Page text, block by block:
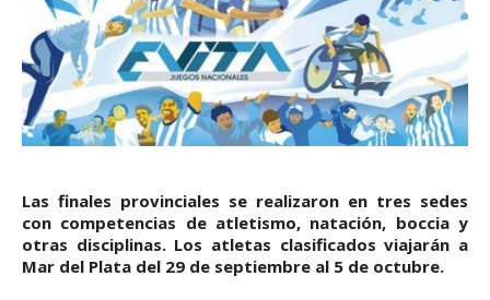
Las finales provinciales se realizaron en tres sedes
con competencias de atletismo, natación, boccia y
otras disciplinas. Los atletas clasificados viajarán a
Mar del Plata del 29 de septiembre al 5 de octubre.